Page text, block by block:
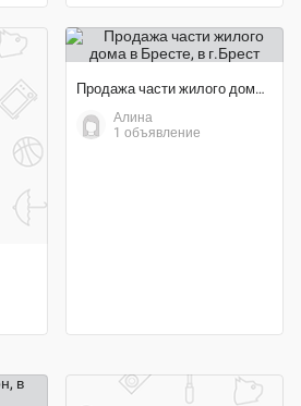
Продажа части жилого дома в Бресте
Алина
1 объявление